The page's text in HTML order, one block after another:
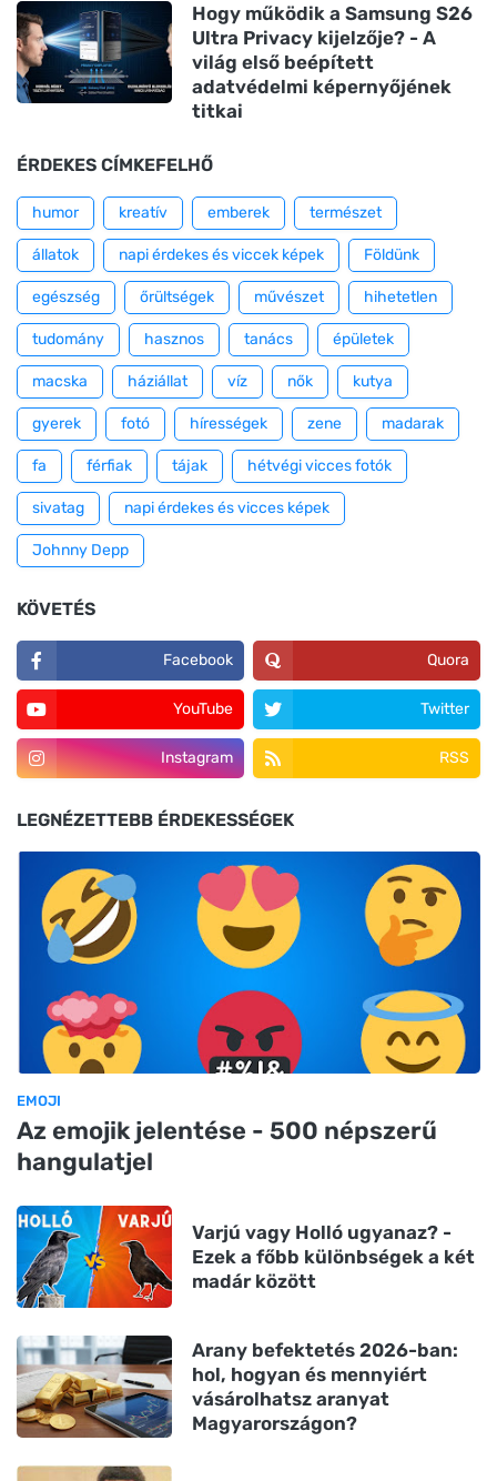
Hogy működik a Samsung S26
Ultra Privacy kijelzője? - A
világ első beépített
adatvédelmi képernyőjének
titkai
ÉRDEKES CÍMKEFELHŐ
humor kreatív emberek természet
állatok napi érdekes és viccek képek Földünk
egészség őrültségek művészet hihetetlen
tudomány hasznos tanács épületek
macska háziállat víz nők kutya
gyerek fotó hírességek zene madarak
fa férfiak tájak hétvégi vicces fotók
sivatag napi érdekes és vicces képek
Johnny Depp
KÖVETÉS
Facebook Quora
YouTube Twitter
Instagram RSS
LEGNÉZETTEBB ÉRDEKESSÉGEK
EMOJI
Az emojik jelentése - 500 népszerű
hangulatjel
Varjú vagy Holló ugyanaz? -
Ezek a főbb különbségek a két
madár között
Arany befektetés 2026-ban:
hol, hogyan és mennyiért
vásárolhatsz aranyat
Magyarországon?